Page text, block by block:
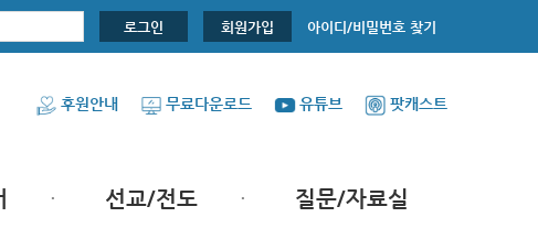
로그인 회원가입 아이디/비밀번호 찾기
후원안내 무료다운로드 유튜브 팟캐스트
선교/전도 질문/자료실